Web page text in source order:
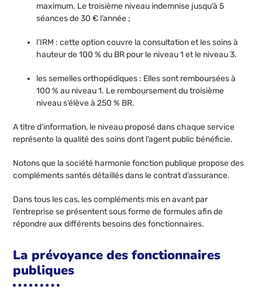
maximum. Le troisième niveau indemnise jusqu’à 5
séances de 30 € l’année ;
l’IRM : cette option couvre la consultation et les soins à
hauteur de 100 % du BR pour le niveau 1 et le niveau 3.
les semelles orthopédiques : Elles sont remboursées à
100 % au niveau 1. Le remboursement du troisième
niveau s’élève à 250 % BR.
A titre d’information, le niveau proposé dans chaque service
représente la qualité des soins dont l’agent public bénéficie.
Notons que la société harmonie fonction publique propose des
compléments santés détaillés dans le contrat d’assurance.
Dans tous les cas, les compléments mis en avant par
l’entreprise se présentent sous forme de formules afin de
répondre aux différents besoins des fonctionnaires.
La prévoyance des fonctionnaires
publiques